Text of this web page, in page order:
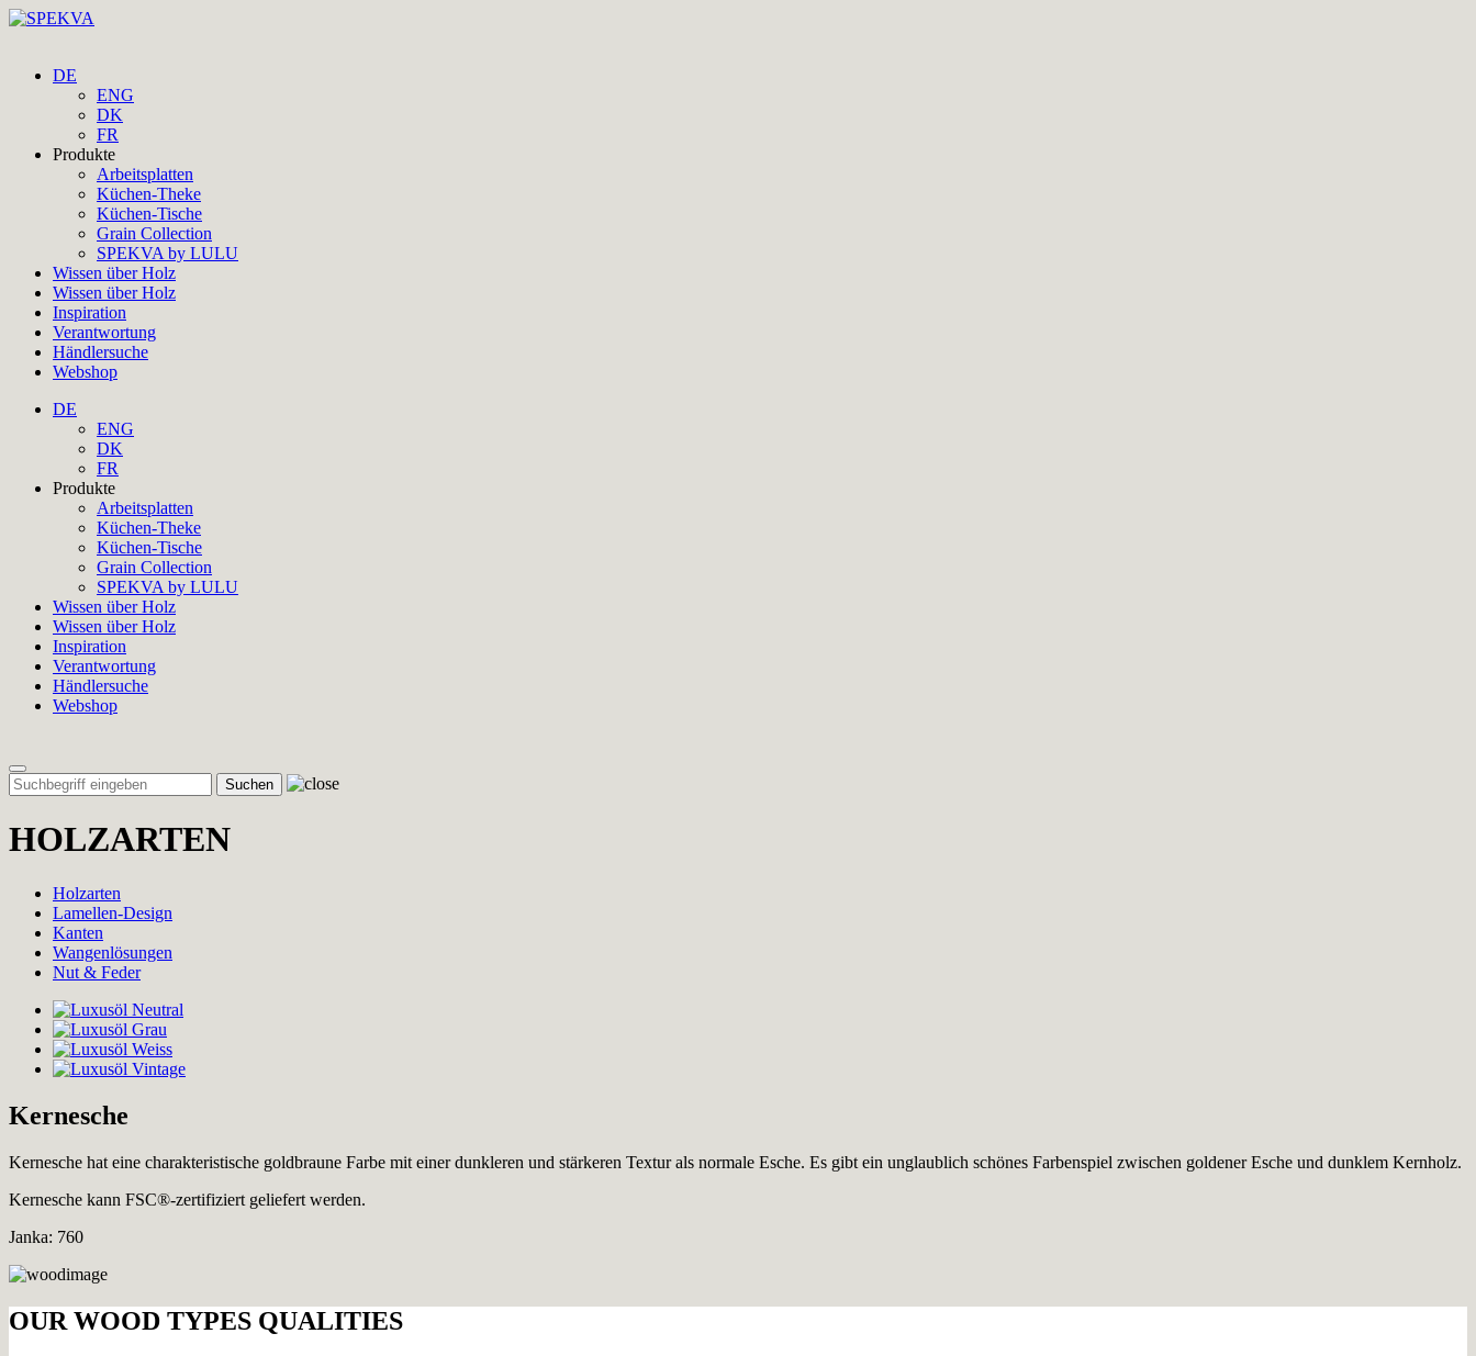
DE
ENG
DK
FR
Produkte
Arbeitsplatten
Küchen-Theke
Küchen-Tische
Grain Collection
SPEKVA by LULU
Wissen über Holz
Wissen über Holz
Inspiration
Verantwortung
Händlersuche
Webshop
DE
ENG
DK
FR
Produkte
Arbeitsplatten
Küchen-Theke
Küchen-Tische
Grain Collection
SPEKVA by LULU
Wissen über Holz
Wissen über Holz
Inspiration
Verantwortung
Händlersuche
Webshop
Toggle
navigation
HOLZARTEN
Holzarten
Lamellen-Design
Kanten
Wangenlösungen
Nut & Feder
Kernesche
Kernesche hat eine charakteristische goldbraune Farbe mit einer dunkleren und stärkeren Textur als normale Esche. Es gibt ein unglaublich schönes Farbenspiel zwischen goldener Esche und dunklem Kernholz.
Kernesche kann FSC®-zertifiziert geliefert werden.
Janka: 760
OUR WOOD TYPES QUALITIES